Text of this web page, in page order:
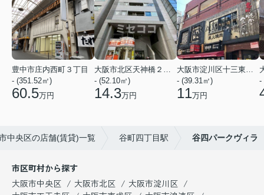
豊中市庄内西町３丁目
- (351.52㎡)
60.5万円
大阪市北区天神橋２丁目
- (52.10㎡)
14.3万円
大阪市淀川区十三東２丁目
- (39.31㎡)
11万円
-
中央区の店舗(賃貸)一覧 谷町四丁目駅 谷四パークヴィラ
市区町村から探す
大阪市中央区
大阪市北区
大阪市淀川区